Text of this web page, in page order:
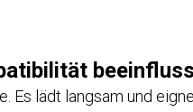
Es lädt langsam und